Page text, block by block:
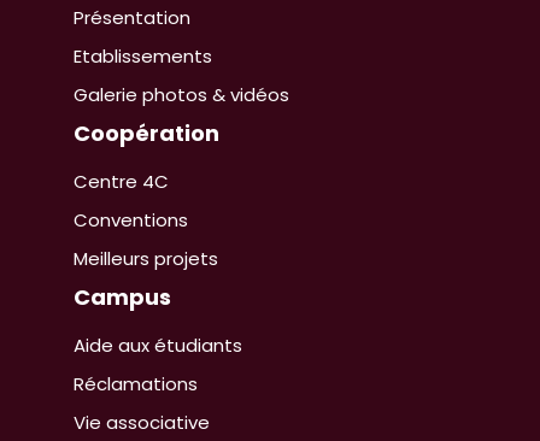
Présentation
Etablissements
Galerie photos & vidéos
Coopération
Centre 4C
Conventions
Meilleurs projets
Campus
Aide aux étudiants
Réclamations
Vie associative